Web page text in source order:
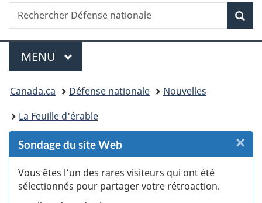
la
Recherche
Rechercher
Défense
Menu
MENU PRINCIPAL
Vous
êtes
ici :
Canada.ca Défense nationale
Nouvelles
La Feuille d'érable
Sondage du site Web
Vous êtes l’un des rares visiteurs qui ont été
sélectionnés pour partager votre rétroaction.
×